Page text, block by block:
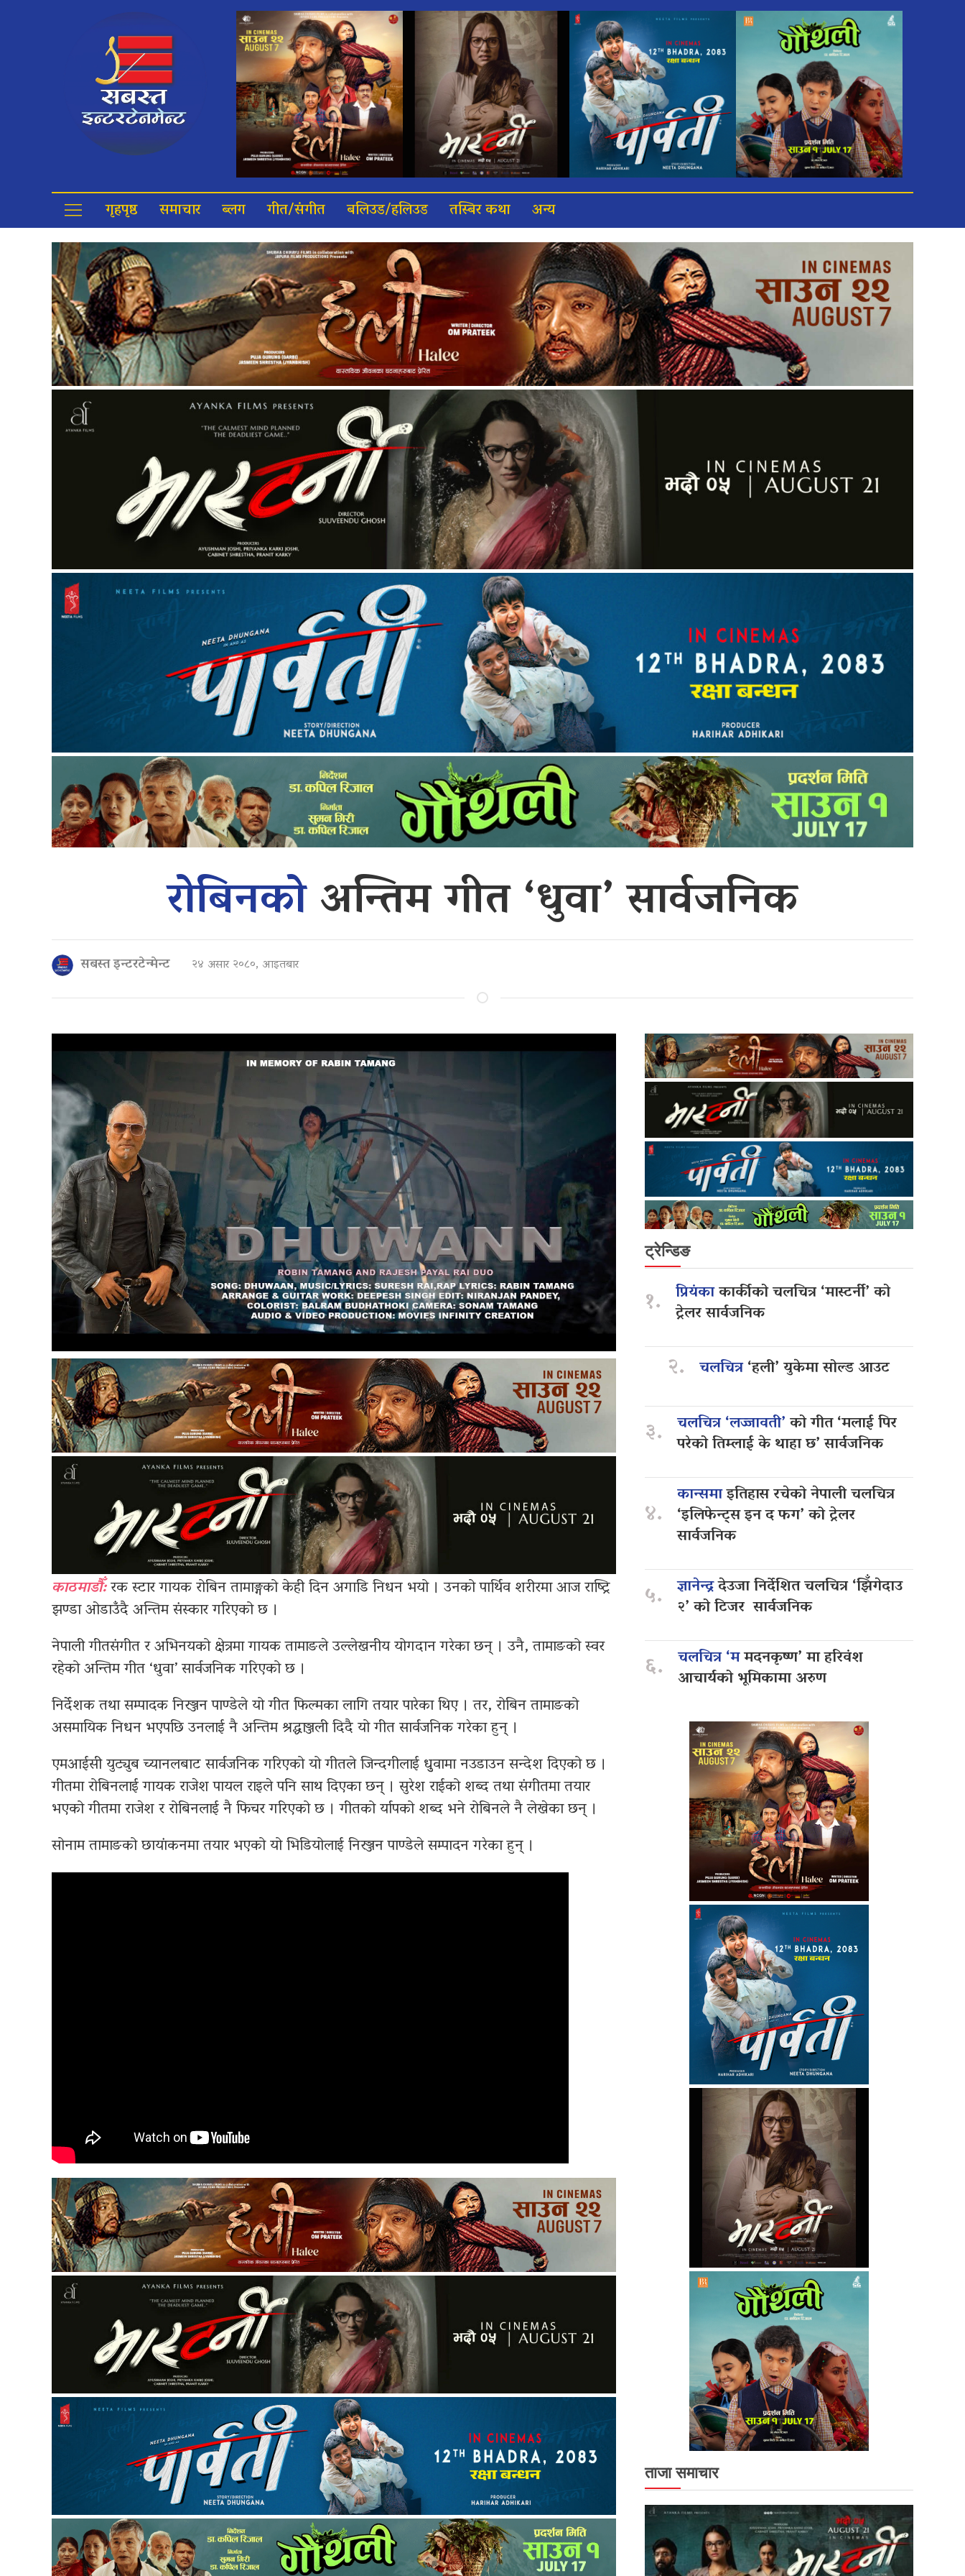
गृहपृष्ठ समाचार ब्लग गीत/संगीत बलिउड/हलिउड तस्बिर कथा अन्य
रोबिनकोअन्तिम गीत ‘धुवा’ सार्वजनिक
सबस्त इन्टरटेन्मेन्ट २४ असार २०८०, आइतबार
काठमाडौँ:रक स्टार गायक रोबिन तामाङ्गको केही दिन अगाडि निधन भयो । उनको पार्थिव शरीरमा आज राष्ट्रि
झण्डा ओडाउँदै अन्तिम संस्कार गरिएको छ ।
नेपाली गीतसंगीत र अभिनयको क्षेत्रमा गायक तामाङले उल्लेखनीय योगदान गरेका छन् । उनै, तामाङको स्वर
रहेको अन्तिम गीत ‘धुवा’ सार्वजनिक गरिएको छ ।
निर्देशक तथा सम्पादक निरञ्जन पाण्डेले यो गीत फिल्मका लागि तयार पारेका थिए । तर, रोबिन तामाङको
असमायिक निधन भएपछि उनलाई नै अन्तिम श्रद्धाञ्जली दिदै यो गीत सार्वजनिक गरेका हुन् ।
एमआईसी युट्युब च्यानलबाट सार्वजनिक गरिएको यो गीतले जिन्दगीलाई धुुवामा नउडाउन सन्देश दिएको छ ।
गीतमा रोबिनलाई गायक राजेश पायल राइले पनि साथ दिएका छन् । सुरेश राईको शब्द तथा संगीतमा तयार
भएको गीतमा राजेश र रोबिनलाई नै फिचर गरिएको छ । गीतको र्यापको शब्द भने रोबिनले नै लेखेका छन् ।
सोनाम तामाङको छायांकनमा तयार भएको यो भिडियोलाई निरञ्जन पाण्डेले सम्पादन गरेका हुन् ।
ट्रेन्डिङ
१. प्रियंकाकार्कीको चलचित्र ‘मास्टर्नी’ को
ट्रेलर सार्वजनिक
२. चलचित्र‘हली’ युकेमा सोल्ड आउट
३. चलचित्र ‘लज्जावती’को गीत ‘मलाई पिर
परेको तिम्लाई के थाहा छ’ सार्वजनिक
४.
कान्समाइतिहास रचेको नेपाली चलचित्र
‘इलिफेन्ट्स इन द फग’ को ट्रेलर
सार्वजनिक
५. ज्ञानेन्द्रदेउजा निर्देशित चलचित्र ‘झिँगेदाउ
२’ को टिजर सार्वजनिक
६. चलचित्र ‘ममदनकृष्ण’ मा हरिवंश
आचार्यको भूमिकामा अरुण
ताजा समाचार